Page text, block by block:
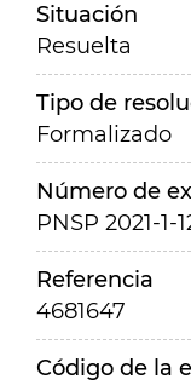
Situación
Resuelta
Tipo de
Formalizado
Número de
PNSP 2021-1-
Referencia
4681647
Código de la